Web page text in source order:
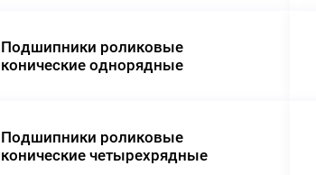
Подшипники роликовые
конические однорядные
Подшипники роликовые
конические четырехрядные